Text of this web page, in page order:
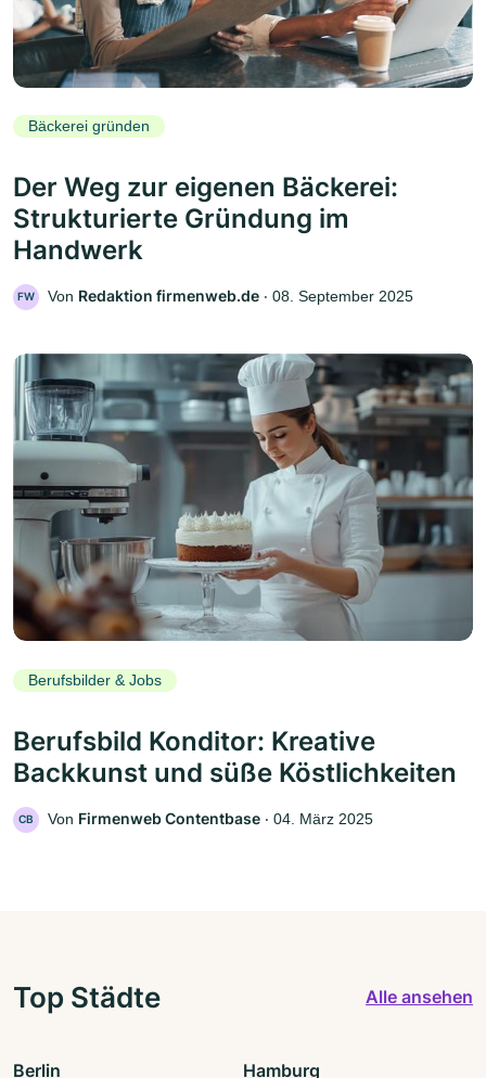
Bäckerei gründen
Der Weg zur eigenen Bäckerei:
Strukturierte Gründung im
Handwerk
FW Von Redaktion firmenweb.de ‧ 08. September 2025
Berufsbilder & Jobs
Berufsbild Konditor: Kreative
Backkunst und süße Köstlichkeiten
CB Von Firmenweb Contentbase ‧ 04. März 2025
Top Städte Alle ansehen
Berlin Hamburg